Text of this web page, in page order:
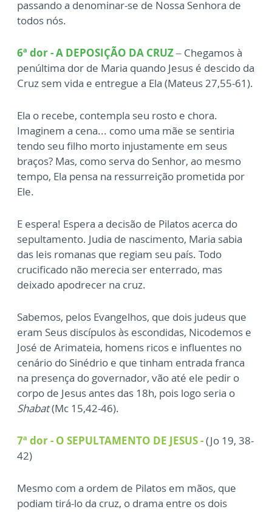
passando a denominar-se de Nossa Senhora de
todos nós.
6ª dor - A DEPOSIÇÃO DA CRUZ– Chegamos à
penúltima dor de Maria quando Jesus é descido da
Cruz sem vida e entregue a Ela (Mateus 27,55-61).
Ela o recebe, contempla seu rosto e chora.
Imaginem a cena... como uma mãe se sentiria
tendo seu filho morto injustamente em seus
braços? Mas, como serva do Senhor, ao mesmo
tempo, Ela pensa na ressurreição prometida por
Ele.
E espera! Espera a decisão de Pilatos acerca do
sepultamento. Judia de nascimento, Maria sabia
das leis romanas que regiam seu país. Todo
crucificado não merecia ser enterrado, mas
deixado apodrecer na cruz.
Sabemos, pelos Evangelhos, que dois judeus que
eram Seus discípulos às escondidas, Nicodemos e
José de Arimateia, homens ricos e influentes no
cenário do Sinédrio e que tinham entrada franca
na presença do governador, vão até ele pedir o
corpo de Jesus antes das 18h, pois logo seria o
Shabat(Mc 15,42-46).
7ª dor - O SEPULTAMENTO DE JESUS -(Jo 19, 38-
42)
Mesmo com a ordem de Pilatos em mãos, que
podiam tirá-lo da cruz, o drama entre os dois